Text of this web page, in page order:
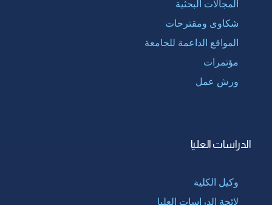
المجالات البحثية
شكاوى ومقترحات
المواقع الداعمة للجامعة
مؤتمرات
ورش عمل
الدراسات العليا
وكيل الكلية
لائحة الدراسات العليا